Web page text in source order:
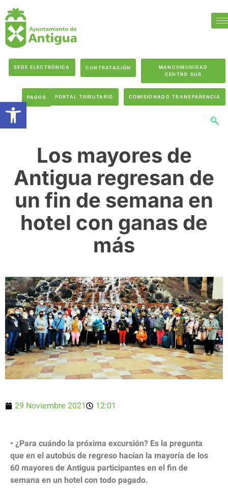
SEDE ELECTRÓNICA CONTRATACIÓN
MANCOMUNIDAD
CENTRO SUR
PAGOS PORTAL TRIBUTARIO COMISIONADO TRANSPARENCIA
Los mayores de
Antigua regresan de
un fin de semana en
hotel con ganas de
más
29 Noviembre 2021 12:01
• ¿Para cuándo la próxima excursión? Es la pregunta
que en el autobús de regreso hacían la mayoría de los
60 mayores de Antigua participantes en el fin de
semana en un hotel con todo pagado.
Abrir barra de herramientas